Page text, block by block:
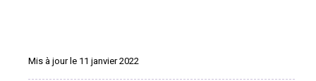
Mis à jour le 11 janvier 2022